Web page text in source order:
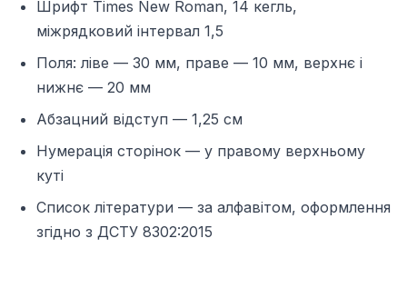
Шрифт Times New Roman, 14 кегль,
міжрядковий інтервал 1,5
Поля: ліве — 30 мм, праве — 10 мм, верхнє і
нижнє — 20 мм
Абзацний відступ — 1,25 см
Нумерація сторінок — у правому верхньому
куті
Список літератури — за алфавітом, оформлення
згідно з ДСТУ 8302:2015